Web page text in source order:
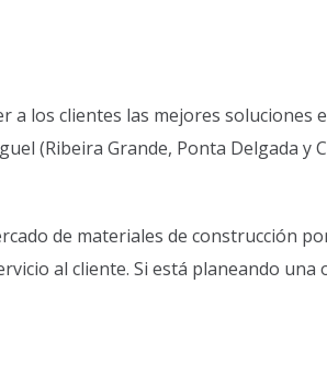
los clientes las mejores soluciones
(Ribeira Grande, Ponta Delgada
de materiales de construcción
al cliente. Si está planeando